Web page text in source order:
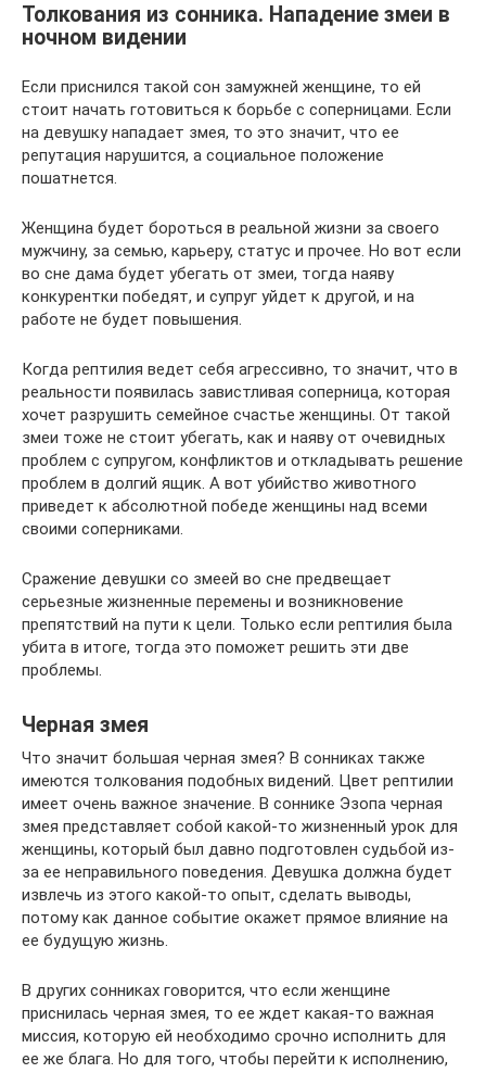
Толкования из сонника. Нападение змеи в
ночном видении
Если приснился такой сон замужней женщине, то ей
стоит начать готовиться к борьбе с соперницами. Если
на девушку нападает змея, то это значит, что ее
репутация нарушится, а социальное положение
пошатнется.
Женщина будет бороться в реальной жизни за своего
мужчину, за семью, карьеру, статус и прочее. Но вот если
во сне дама будет убегать от змеи, тогда наяву
конкурентки победят, и супруг уйдет к другой, и на
работе не будет повышения.
Когда рептилия ведет себя агрессивно, то значит, что в
реальности появилась завистливая соперница, которая
хочет разрушить семейное счастье женщины. От такой
змеи тоже не стоит убегать, как и наяву от очевидных
проблем с супругом, конфликтов и откладывать решение
проблем в долгий ящик. А вот убийство животного
приведет к абсолютной победе женщины над всеми
своими соперниками.
Сражение девушки со змеей во сне предвещает
серьезные жизненные перемены и возникновение
препятствий на пути к цели. Только если рептилия была
убита в итоге, тогда это поможет решить эти две
проблемы.
Черная змея
Что значит большая черная змея? В сонниках также
имеются толкования подобных видений. Цвет рептилии
имеет очень важное значение. В соннике Эзопа черная
змея представляет собой какой-то жизненный урок для
женщины, который был давно подготовлен судьбой из-
за ее неправильного поведения. Девушка должна будет
извлечь из этого какой-то опыт, сделать выводы,
потому как данное событие окажет прямое влияние на
ее будущую жизнь.
В других сонниках говорится, что если женщине
приснилась черная змея, то ее ждет какая-то важная
миссия, которую ей необходимо срочно исполнить для
ее же блага. Но для того, чтобы перейти к исполнению,